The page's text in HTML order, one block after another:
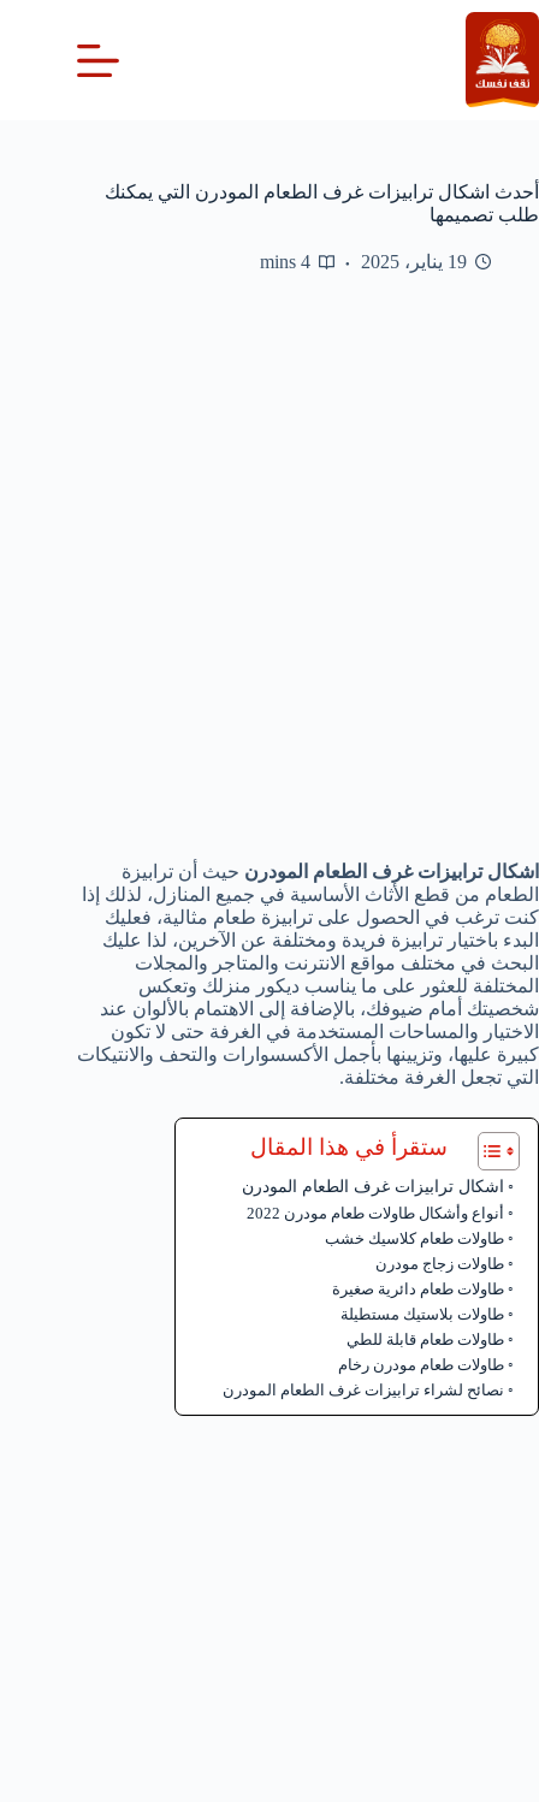
التجاوز
إلى
المحتوى
أحدث اشكال ترابيزات غرف الطعام المودرن التي يمكنك
طلب تصميمها
19 يناير، 2025 4 mins
اشكال ترابيزات غرف الطعام المودرن حيث أن ترابيزة
الطعام من قطع الأثاث الأساسية في جميع المنازل، لذلك إذا
كنت ترغب في الحصول على ترابيزة طعام مثالية، فعليك
البدء باختيار ترابيزة فريدة ومختلفة عن الآخرين، لذا عليك
البحث في مختلف مواقع الانترنت والمتاجر والمجلات
المختلفة للعثور على ما يناسب ديكور منزلك وتعكس
شخصيتك أمام ضيوفك، بالإضافة إلى الاهتمام بالألوان عند
الاختيار والمساحات المستخدمة في الغرفة حتى لا تكون
كبيرة عليها، وتزيينها بأجمل الأكسسوارات والتحف والانتيكات
التي تجعل الغرفة مختلفة.
ستقرأ في هذا المقال
اشكال ترابيزات غرف الطعام المودرن
أنواع وأشكال طاولات طعام مودرن 2022
طاولات طعام كلاسيك خشب
طاولات زجاج مودرن
طاولات طعام دائرية صغيرة
طاولات بلاستيك مستطيلة
طاولات طعام قابلة للطي
طاولات طعام مودرن رخام
نصائح لشراء ترابيزات غرف الطعام المودرن